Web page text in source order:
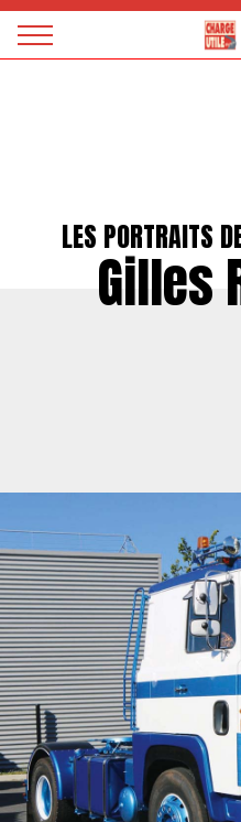
Magazine
LES PORTRAITS
Gilles
Panneau de gestion des